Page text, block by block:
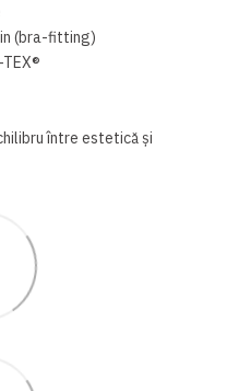
(bra-fitting)
între estetică și